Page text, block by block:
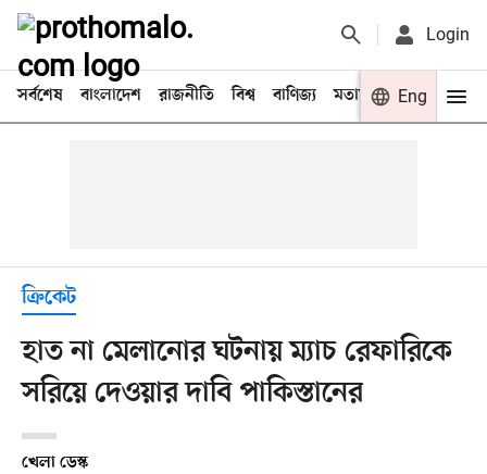
Login
সর্বশেষ বাংলাদেশ রাজনীতি বিশ্ব বাণিজ্য মতামত খেলা
Eng
ক্রিকেট
হাত না মেলানোর ঘটনায় ম্যাচ রেফারিকে
সরিয়ে দেওয়ার দাবি পাকিস্তানের
খেলা ডেস্ক